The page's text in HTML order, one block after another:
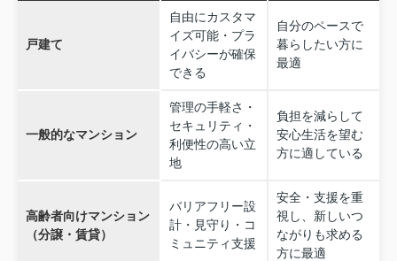
戸建て
自由にカスタマ
イズ可能・プラ
イバシーが確保
できる
自分のペースで
暮らしたい方に
最適
一般的なマンション
管理の手軽さ・
セキュリティ・
利便性の高い立
地
負担を減らして
安心生活を望む
方に適している
高齢者向けマンション
（分譲・賃貸）
バリアフリー設
計・見守り・コ
ミュニティ支援
安全・支援を重
視し、新しいつ
ながりも求める
方に最適